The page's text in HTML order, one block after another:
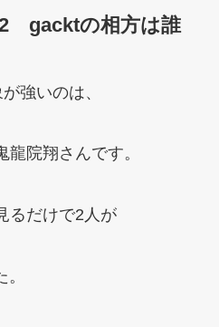
gacktの相方は誰
強いのは、
院翔さんです。
るだけで2人が